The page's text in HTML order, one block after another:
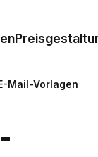
Mail-Vorlagen